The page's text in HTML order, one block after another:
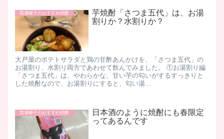
黒瀬暢子のおすすめ焼酎
芋焼酎「さつま五代」は、お湯
割りか？水割りか？
大戸屋のポテトサラダと鶏の甘酢あんかけを、「さつま五代」の
お湯割り、水割り両方であわせて飲んでみました。 ①お湯割り編
「さつま五代」は、やわらかな、甘い芋の匂いがするすっきりと
した焼酎なので、お湯割りにすると、匂い湯...
黒瀬暢子のおすすめ焼酎
日本酒のように焼酎にも春限定
ってあるんです